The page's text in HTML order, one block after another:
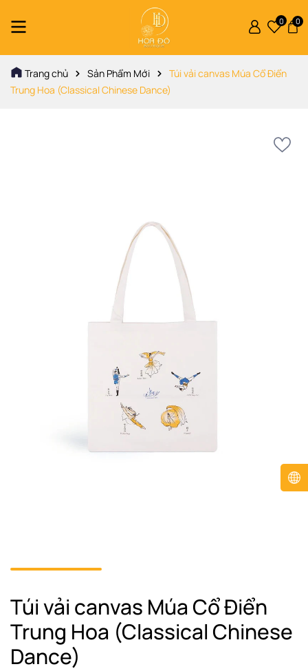
0 0
Trang chủ Sản Phẩm Mới
Túi vải canvas Múa Cổ Điển
Trung Hoa (Classical Chinese Dance)
Túi vải canvas Múa Cổ Điển
Trung Hoa (Classical Chinese
Dance)